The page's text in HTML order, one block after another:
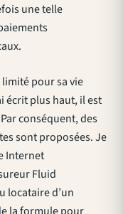
une telle
pour sa vie
écrit plus haut, il est
conséquent, des
sont proposées. Je
Internet
Fluid
locataire d’un